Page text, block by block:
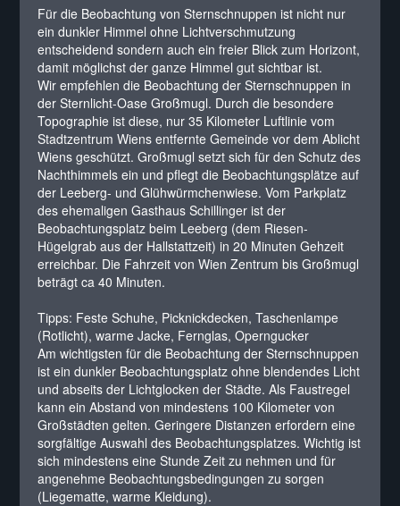
Für die Beobachtung von Sternschnuppen ist nicht nur
ein dunkler Himmel ohne Lichtverschmutzung
entscheidend sondern auch ein freier Blick zum Horizont,
damit möglichst der ganze Himmel gut sichtbar ist.
Wir empfehlen die Beobachtung der Sternschnuppen in
der Sternlicht-Oase Großmugl. Durch die besondere
Topographie ist diese, nur 35 Kilometer Luftlinie vom
Stadtzentrum Wiens entfernte Gemeinde vor dem Ablicht
Wiens geschützt. Großmugl setzt sich für den Schutz des
Nachthimmels ein und pflegt die Beobachtungsplätze auf
der Leeberg- und Glühwürmchenwiese. Vom Parkplatz
des ehemaligen Gasthaus Schillinger ist der
Beobachtungsplatz beim Leeberg (dem Riesen-
Hügelgrab aus der Hallstattzeit) in 20 Minuten Gehzeit
erreichbar. Die Fahrzeit von Wien Zentrum bis Großmugl
beträgt ca 40 Minuten.
Tipps: Feste Schuhe, Picknickdecken, Taschenlampe
(Rotlicht), warme Jacke, Fernglas, Operngucker
Am wichtigsten für die Beobachtung der Sternschnuppen
ist ein dunkler Beobachtungsplatz ohne blendendes Licht
und abseits der Lichtglocken der Städte. Als Faustregel
kann ein Abstand von mindestens 100 Kilometer von
Großstädten gelten. Geringere Distanzen erfordern eine
sorgfältige Auswahl des Beobachtungsplatzes. Wichtig ist
sich mindestens eine Stunde Zeit zu nehmen und für
angenehme Beobachtungsbedingungen zu sorgen
(Liegematte, warme Kleidung).